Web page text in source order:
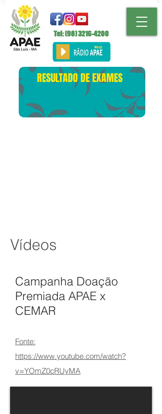
Tel: (98)3216-4200
RESULTADO DE EXAMES
Vídeos
Campanha Doação
Premiada APAE x
CEMAR
Fonte:
https://www.youtube.com/watch?
v=YOmZ0cRUyMA